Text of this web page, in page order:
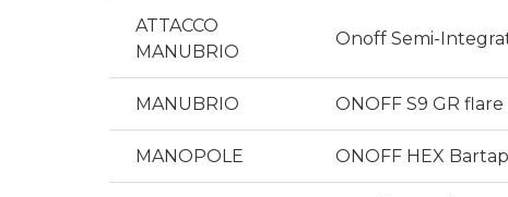
ATTACCO
MANUBRIO
Onoff Semi-
MANUBRIO ONOFF S9 GR
MANOPOLE ONOFF HEX